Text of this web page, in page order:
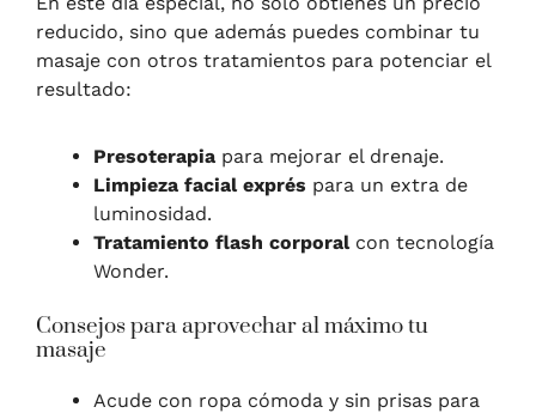
reducido, sino que además puedes combinar tu
masaje con otros tratamientos para potenciar el
resultado:
Presoterapia para mejorar el drenaje.
Limpieza facial exprés para un extra de
luminosidad.
Tratamiento flash corporalcon tecnología
Wonder.
Consejos para aprovechar al máximo tu
masaje
Acude con ropa cómoda y sin prisas para